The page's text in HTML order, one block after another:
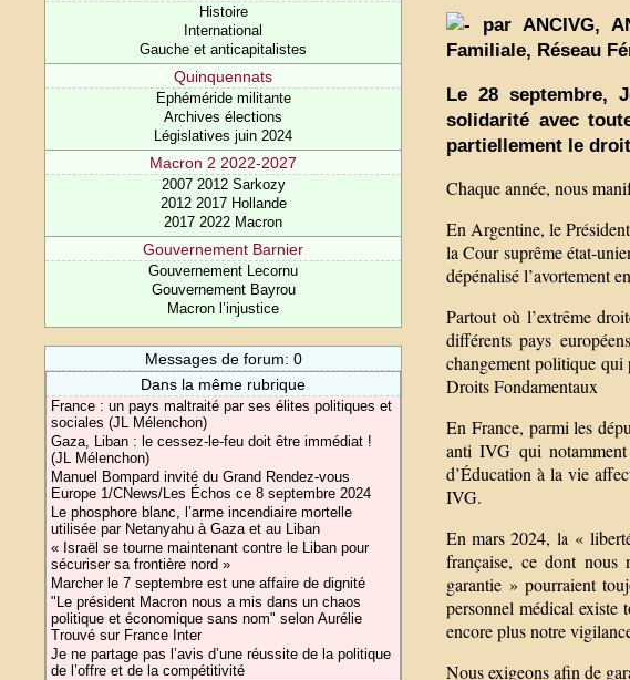
Histoire
International
Gauche et anticapitalistes
Quinquennats
Ephéméride militante
Archives élections
Législatives juin 2024
Macron 2 2022-2027
2007 2012 Sarkozy
2012 2017 Hollande
2017 2022 Macron
Gouvernement Barnier
Gouvernement Lecornu
Gouvernement Bayrou
Macron l’injustice
Messages de forum: 0
Dans la même rubrique
France : un pays maltraité par ses élites politiques et
sociales (JL Mélenchon)
Gaza, Liban : le cessez-le-feu doit être immédiat !
(JL Mélenchon)
Manuel Bompard invité du Grand Rendez-vous
Europe 1/CNews/Les Échos ce 8 septembre 2024
Le phosphore blanc, l’arme incendiaire mortelle
utilisée par Netanyahu à Gaza et au Liban
« Israël se tourne maintenant contre le Liban pour
sécuriser sa frontière nord »
Marcher le 7 septembre est une affaire de dignité
"Le président Macron nous a mis dans un chaos
politique et économique sans nom" selon Aurélie
Trouvé sur France Inter
Je ne partage pas l’avis d’une réussite de la politique
de l’offre et de la compétitivité
par ANCIVG,
Familiale, Réseau
Le 28 septembre,
solidarité avec
partiellement le
Chaque année, nous
En Argentine, le
la Cour suprême état-
dépénalisé l’avortement
Partout où l’extrême
différents pays
changement politique qui
Droits Fondamentaux
En France, parmi les
anti IVG qui
d’Éducation à la vie
IVG.
En mars 2024, la «
française, ce dont nous
garantie » pourraient
personnel médical
encore plus notre
Nous exigeons afin de